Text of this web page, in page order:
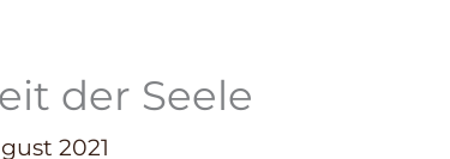
der Seele
2021